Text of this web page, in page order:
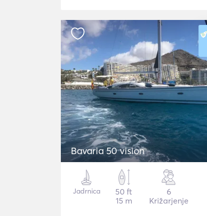
Bavaria 50 vision
Jadrnica
50 ft
15 m
6
Križarjenje